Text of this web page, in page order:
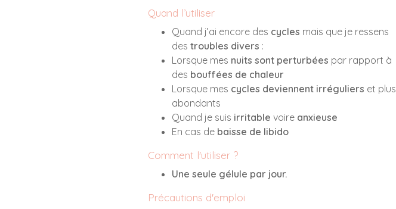
Quand l’utiliser
Quand j’ai encore des cycles mais que je ressens
des troubles divers :
Lorsque mes nuits sont perturbées par rapport à
des bouffées de chaleur
Lorsque mes cycles deviennent irréguliers et plus
abondants
Quand je suis irritable voire anxieuse
En cas de baisse de libido
Comment l'utiliser ?
Une seule gélule par jour.
Précautions d'emploi